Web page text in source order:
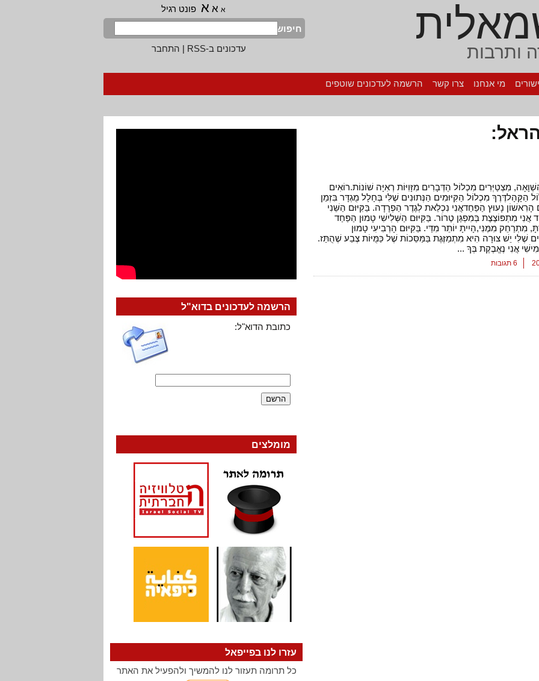
ותרבות
א א א פונט רגיל
חיפוש
עדכונים ב-RSS
| התחבר
מי אנחנו צרו קשר הרשמה לעדכונים שוטפים
מִצְטַיְּרִים מִכְלוֹל הַדְּבָרִים מִזָּוִיּוֹת רְאִיָּה שׁוֹנוֹת.רוֹאִים
הַקָּהָלדֶּרֶךְ מִכְלוֹל הַקִּיּוּמִים הַנְּתוּנִים שֶׁלִּי בְּחָלָל מֻגְדָּר בִּזְמַן
הָרִאשׁוֹן נָעוּץ הַפַּחַדאֲנִי נִכְלֵאת לְגֶדֶר הַפְרָדָה. בַּקִּיּוּם הַשֵּׁנִי
אֲנִי מִתְפּוֹצֶצֶת בְּמִפְגַּן טֶרוֹר. בַּקִּיּוּם הַשְּׁלִישִׁי טָמוּן הַפַּחַד
מִתְרַחֵק מִמֶּנִּי,הָיִיתָ יוֹתֵר מִדַּי. בַּקִּיּוּם הָרְבִיעִי טָמוּן
שֶׁלִּי יֵשׁ צוּרָה הִיא מִתְמַזֶּגֶת בַּמַּסֵּכוֹת שֶׁל כַּמֻּיּוֹת צֶבַע שֶׁהֻתַּז.
אֲנִי נֶאֱבֶקֶת בְּךָ ...
6 תגובות
הרשמה לעדכונים בדוא"ל
כתובת הדוא"ל:
מומלצים
עזרו לנו בפייפאל
כל תרומה תעזור לנו להמשיך ולהפעיל את האתר